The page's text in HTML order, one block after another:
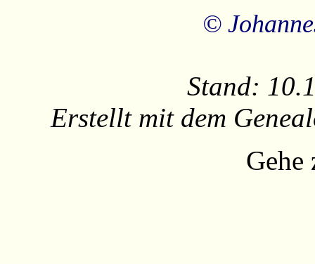
©
Stand:
Erstellt mit dem